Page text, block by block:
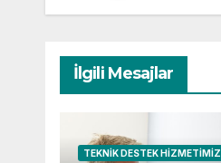
İlgili Mesajlar
TEKNIK DESTEK HIZMETIMIZ